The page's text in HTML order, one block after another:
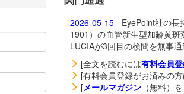
2026-05-15- EyePoint社の長
1901）の血管新生型加齢黄
LUCIAが3回目の検問を無事
[全文を読むには有料会員
[有料会員登録がお済みの
[メールマガジン（無料）